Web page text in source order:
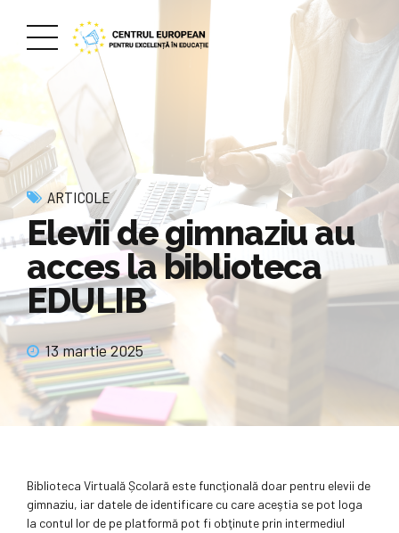
ARTICOLE
Elevii de gimnaziu au
acces la biblioteca
EDULIB
13 martie 2025
Biblioteca Virtuală Școlară este funcţională doar pentru elevii de
gimnaziu, iar datele de identificare cu care aceştia se pot loga
la contul lor de pe platformă pot fi obţinute prin intermediul